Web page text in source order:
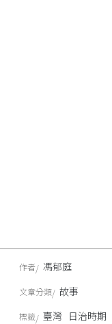
作者 馮郁庭
文章分類 故事
標籤 臺灣 日治時期